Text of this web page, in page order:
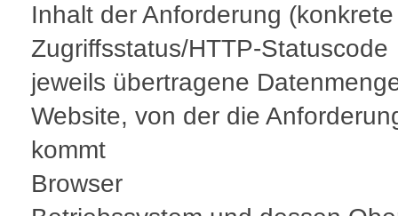
Inhalt der Anforderung
Zugriffsstatus/HTTP-Statuscode
jeweils übertragene
Website, von der die
kommt
Browser